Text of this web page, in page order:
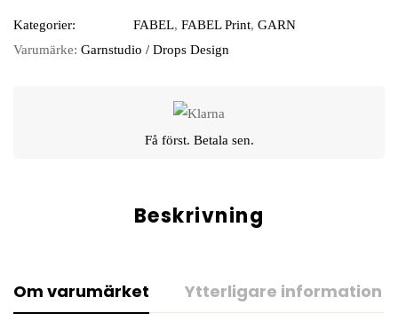
Kategorier: FABEL, FABEL Print, GARN
Varumärke: Garnstudio / Drops Design
Få först. Betala sen.
Beskrivning
Om varumärket Ytterligare information